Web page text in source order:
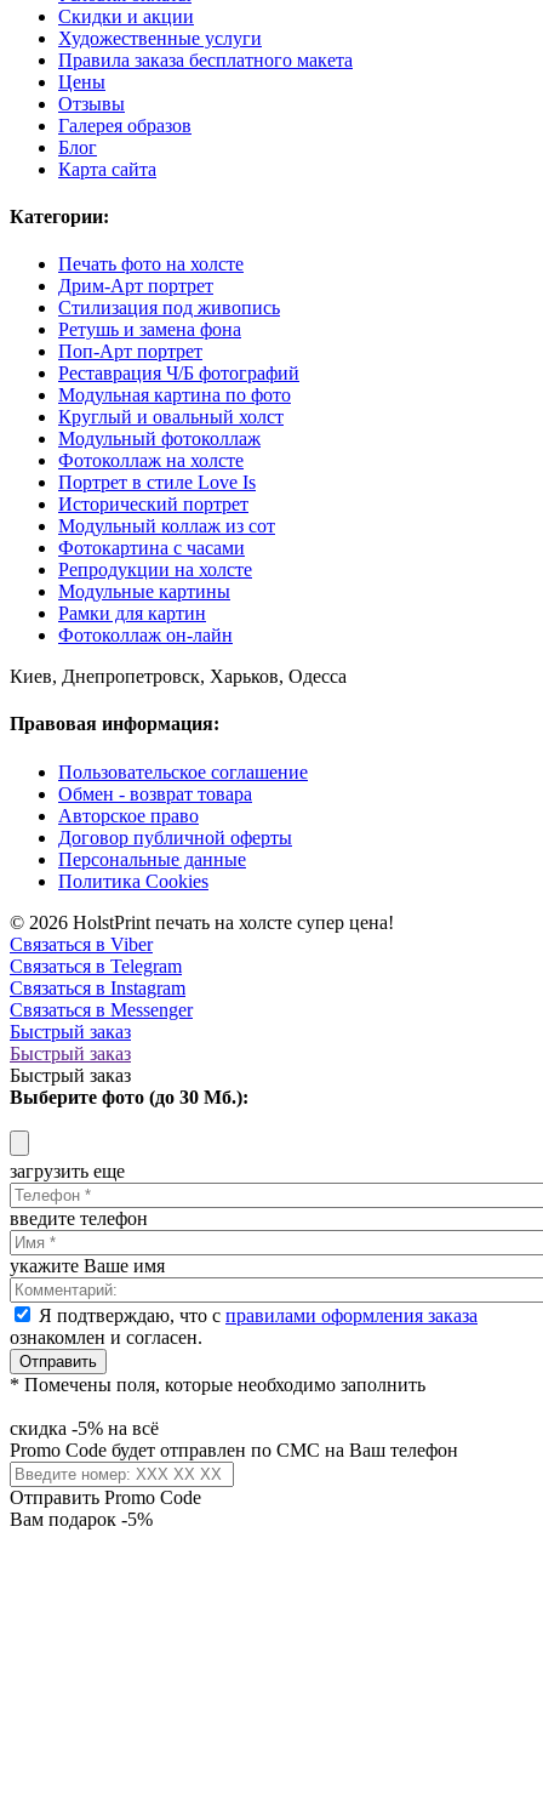
Скидки и акции
Художественные услуги
Правила заказа бесплатного макета
Цены
Отзывы
Галерея образов
Блог
Карта сайта
Категории:
Печать фото на холсте
Дрим-Арт портрет
Стилизация под живопись
Ретушь и замена фона
Поп-Арт портрет
Реставрация Ч/Б фотографий
Модульная картина по фото
Круглый и овальный холст
Модульный фотоколлаж
Фотоколлаж на холсте
Портрет в стиле Love Is
Исторический портрет
Модульный коллаж из сот
Фотокартина с часами
Репродукции на холсте
Модульные картины
Рамки для картин
Фотоколлаж он-лайн
Киев, Днепропетровск, Харьков, Одесса
Правовая информация:
Пользовательское соглашение
Обмен - возврат товара
Авторское право
Договор публичной оферты
Персональные данные
Политика Cookies
© 2026 HolstPrint печать на холсте супер цена!
Связаться в Viber
Связаться в Telegram
Связаться в Instagram
Связаться в Messenger
Быстрый заказ
Быстрый заказ
Быстрый заказ
Выберите фото (до 30 Мб.):
загрузить еще
введите телефон
укажите Ваше имя
Я подтверждаю, что с правилами оформления заказа
ознакомлен и согласен.
Отправить
* Помечены поля, которые необходимо заполнить
скидка -5% на всё
Promo Code будет отправлен по СМС на Ваш телефон
Отправить Promo Code
Вам подарок -5%